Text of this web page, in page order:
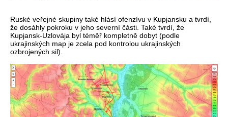
Ruské veřejné skupiny také hlásí ofenzívu v Kupjansku a tvrdí,
že dosáhly pokroku v jeho severní části. Také tvrdí, že
Kupjansk-Uzlovája byl téměř kompletně dobyt (podle
ukrajinských map je zcela pod kontrolou ukrajinských
ozbrojených sil).